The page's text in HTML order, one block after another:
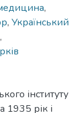
,
, Український
,
інституту
1935 рік і